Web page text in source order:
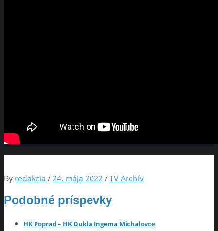
By redakcia /24. mája 2022/TV Archív
Podobné príspevky
HK Poprad – HK Dukla Ingema Michalovce